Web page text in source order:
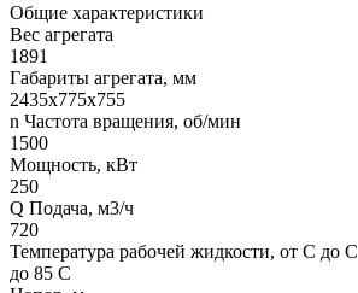
Общие характеристики
Вес агрегата
1891
Габариты агрегата, мм
2435х775х755
n Частота вращения, об/мин
1500
Мощность, кВт
250
Q Подача, м3/ч
720
Температура рабочей жидкости, от С до С
до 85 С